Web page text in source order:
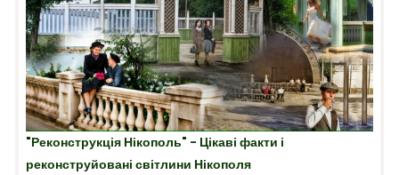
"Реконструкція Нікополь" - Цікаві факти і
реконструйовані світлини Нікополя